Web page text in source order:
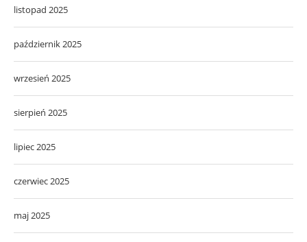
listopad 2025
październik 2025
wrzesień 2025
sierpień 2025
lipiec 2025
czerwiec 2025
maj 2025